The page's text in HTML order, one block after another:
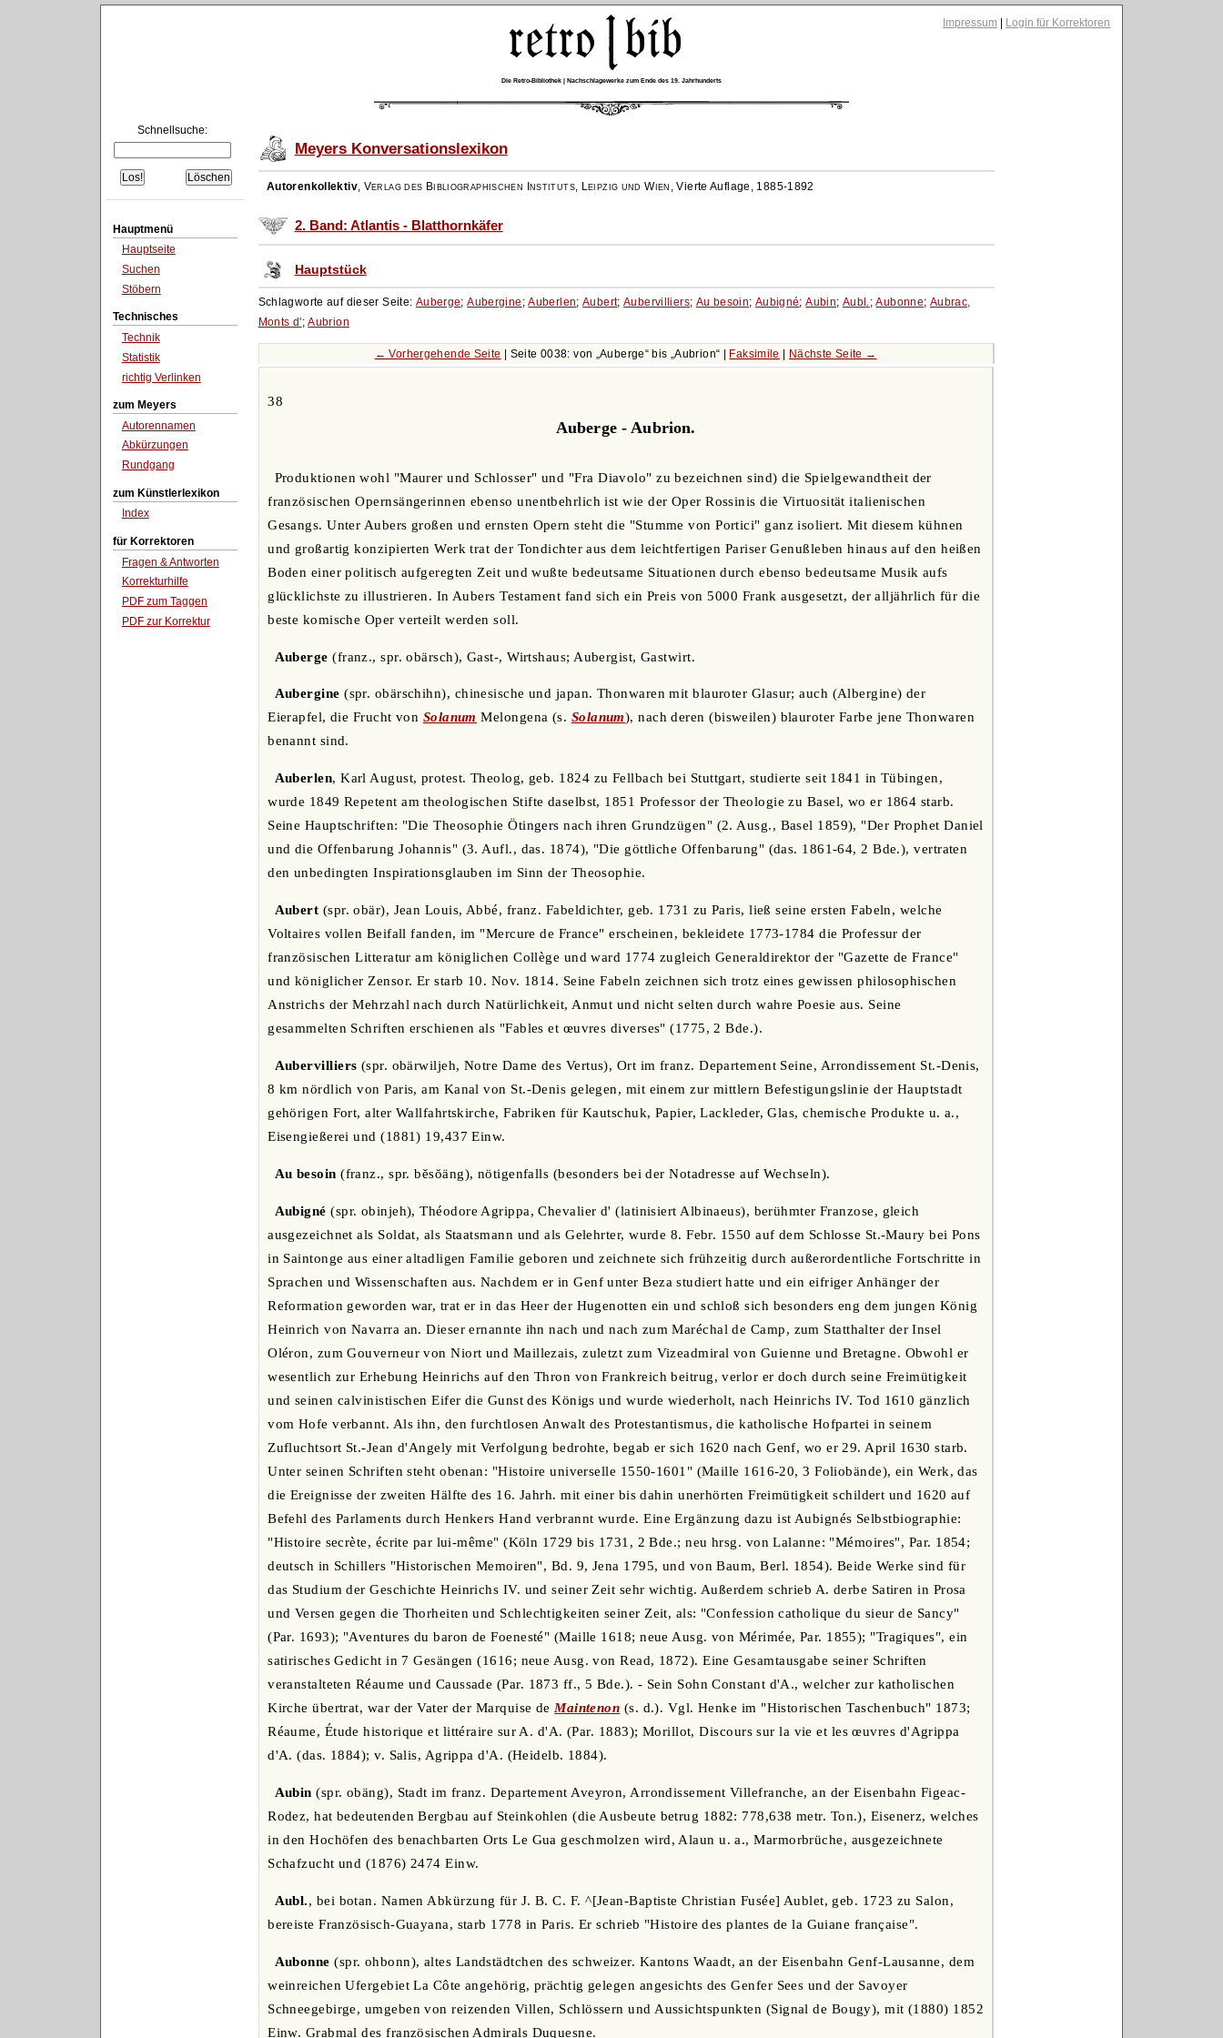
Impressum Login für Korrektoren
Die Retro-Bibliothek | Nachschlagewerke zum Ende des 19. Jahrhunderts
Schnellsuche:
Hauptmenü
Hauptseite
Suchen
Stöbern
Technisches
Technik
Statistik
richtig Verlinken
zum Meyers
Autorennamen
Abkürzungen
Rundgang
zum Künstlerlexikon
Index
für Korrektoren
Fragen & Antworten
Korrekturhilfe
PDF zum Taggen
PDF zur Korrektur
Meyers Konversationslexikon
Autorenkollektiv, Verlag des Bibliographischen Instituts, Leipzig und Wien ,Vierte Auflage, 1885-1892
2. Band: Atlantis - Blatthornkäfer
Hauptstück
Schlagworte auf dieser Seite: Auberge;Aubergine ;Auberlen;Aubert;Aubervilliers; Au besoin; Aubigné;Aubin; Aubl. ;Aubonne; Aubrac,
Monts d';Aubrion
← Vorhergehende Seite | Seite 0038: von Auberge bis Aubrion Faksimile Nächste Seite →
38
Auberge - Aubrion.
Produktionen wohl "Maurer und Schlosser" und "Fra Diavolo" zu bezeichnen sind) die Spielgewandtheit der
französischen Opernsängerinnen ebenso unentbehrlich ist wie der Oper Rossinis die Virtuosität italienischen
Gesangs. Unter Aubers großen und ernsten Opern steht die "Stumme von Portici" ganz isoliert. Mit diesem kühnen
und großartig konzipierten Werk trat der Tondichter aus dem leichtfertigen Pariser Genußleben hinaus auf den heißen
Boden einer politisch aufgeregten Zeit und wußte bedeutsame Situationen durch ebenso bedeutsame Musik aufs
glücklichste zu illustrieren. In Aubers Testament fand sich ein Preis von 5000 Frank ausgesetzt, der alljährlich für die
beste komische Oper verteilt werden soll.
Auberge (franz., spr. obärsch), Gast-, Wirtshaus; Aubergist, Gastwirt.
Aubergine (spr. obärschihn), chinesische und japan. Thonwaren mit blauroter Glasur; auch (Albergine) der
Eierapfel, die Frucht von Solanum Melongena (s. Solanum), nach deren (bisweilen) blauroter Farbe jene Thonwaren
benannt sind.
Auberlen, Karl August, protest. Theolog, geb. 1824 zu Fellbach bei Stuttgart, studierte seit 1841 in Tübingen,
wurde 1849 Repetent am theologischen Stifte daselbst, 1851 Professor der Theologie zu Basel, wo er 1864 starb.
Seine Hauptschriften: "Die Theosophie Ötingers nach ihren Grundzügen" (2. Ausg., Basel 1859), "Der Prophet Daniel
und die Offenbarung Johannis" (3. Aufl., das. 1874), "Die göttliche Offenbarung" (das. 1861-64, 2 Bde.), vertraten
den unbedingten Inspirationsglauben im Sinn der Theosophie.
Aubert (spr. obär), Jean Louis, Abbé, franz. Fabeldichter, geb. 1731 zu Paris, ließ seine ersten Fabeln, welche
Voltaires vollen Beifall fanden, im "Mercure de France" erscheinen, bekleidete 1773-1784 die Professur der
französischen Litteratur am königlichen Collège und ward 1774 zugleich Generaldirektor der "Gazette de France"
und königlicher Zensor. Er starb 10. Nov. 1814. Seine Fabeln zeichnen sich trotz eines gewissen philosophischen
Anstrichs der Mehrzahl nach durch Natürlichkeit, Anmut und nicht selten durch wahre Poesie aus. Seine
gesammelten Schriften erschienen als "Fables et œuvres diverses" (1775, 2 Bde.).
Aubervilliers (spr. obärwiljeh, Notre Dame des Vertus), Ort im franz. Departement Seine, Arrondissement St.-Denis,
8 km nördlich von Paris, am Kanal von St.-Denis gelegen, mit einem zur mittlern Befestigungslinie der Hauptstadt
gehörigen Fort, alter Wallfahrtskirche, Fabriken für Kautschuk, Papier, Lackleder, Glas, chemische Produkte u. a.,
Eisengießerei und (1881) 19,437 Einw.
Au besoin (franz., spr. bĕsŏäng), nötigenfalls (besonders bei der Notadresse auf Wechseln).
Aubigné (spr. obinjeh), Théodore Agrippa, Chevalier d' (latinisiert Albinaeus), berühmter Franzose, gleich
ausgezeichnet als Soldat, als Staatsmann und als Gelehrter, wurde 8. Febr. 1550 auf dem Schlosse St.-Maury bei Pons
in Saintonge aus einer altadligen Familie geboren und zeichnete sich frühzeitig durch außerordentliche Fortschritte in
Sprachen und Wissenschaften aus. Nachdem er in Genf unter Beza studiert hatte und ein eifriger Anhänger der
Reformation geworden war, trat er in das Heer der Hugenotten ein und schloß sich besonders eng dem jungen König
Heinrich von Navarra an. Dieser ernannte ihn nach und nach zum Maréchal de Camp, zum Statthalter der Insel
Oléron, zum Gouverneur von Niort und Maillezais, zuletzt zum Vizeadmiral von Guienne und Bretagne. Obwohl er
wesentlich zur Erhebung Heinrichs auf den Thron von Frankreich beitrug, verlor er doch durch seine Freimütigkeit
und seinen calvinistischen Eifer die Gunst des Königs und wurde wiederholt, nach Heinrichs IV. Tod 1610 gänzlich
vom Hofe verbannt. Als ihn, den furchtlosen Anwalt des Protestantismus, die katholische Hofpartei in seinem
Zufluchtsort St.-Jean d'Angely mit Verfolgung bedrohte, begab er sich 1620 nach Genf, wo er 29. April 1630 starb.
Unter seinen Schriften steht obenan: "Histoire universelle 1550-1601" (Maille 1616-20, 3 Foliobände), ein Werk, das
die Ereignisse der zweiten Hälfte des 16. Jahrh. mit einer bis dahin unerhörten Freimütigkeit schildert und 1620 auf
Befehl des Parlaments durch Henkers Hand verbrannt wurde. Eine Ergänzung dazu ist Aubignés Selbstbiographie:
"Histoire secrète, écrite par lui-même" (Köln 1729 bis 1731, 2 Bde.; neu hrsg. von Lalanne: "Mémoires", Par. 1854;
deutsch in Schillers "Historischen Memoiren", Bd. 9, Jena 1795, und von Baum, Berl. 1854). Beide Werke sind für
das Studium der Geschichte Heinrichs IV. und seiner Zeit sehr wichtig. Außerdem schrieb A. derbe Satiren in Prosa
und Versen gegen die Thorheiten und Schlechtigkeiten seiner Zeit, als: "Confession catholique du sieur de Sancy"
(Par. 1693); "Aventures du baron de Foenesté" (Maille 1618; neue Ausg. von Mérimée, Par. 1855); "Tragiques", ein
satirisches Gedicht in 7 Gesängen (1616; neue Ausg. von Read, 1872). Eine Gesamtausgabe seiner Schriften
veranstalteten Réaume und Caussade (Par. 1873 ff., 5 Bde.). - Sein Sohn Constant d'A., welcher zur katholischen
Kirche übertrat, war der Vater der Marquise deMaintenon (s. d.). Vgl. Henke im "Historischen Taschenbuch" 1873;
Réaume, Étude historique et littéraire sur A. d'A. (Par. 1883); Morillot, Discours sur la vie et les œuvres d'Agrippa
d'A. (das. 1884); v. Salis, Agrippa d'A. (Heidelb. 1884).
Aubin (spr. obäng), Stadt im franz. Departement Aveyron, Arrondissement Villefranche, an der Eisenbahn Figeac-
Rodez, hat bedeutenden Bergbau auf Steinkohlen (die Ausbeute betrug 1882: 778,638 metr. Ton.), Eisenerz, welches
in den Hochöfen des benachbarten Orts Le Gua geschmolzen wird, Alaun u. a., Marmorbrüche, ausgezeichnete
Schafzucht und (1876) 2474 Einw.
Aubl., bei botan. Namen Abkürzung für J. B. C. F. ^[Jean-Baptiste Christian Fusée] Aublet, geb. 1723 zu Salon,
bereiste Französisch-Guayana, starb 1778 in Paris. Er schrieb "Histoire des plantes de la Guiane française".
Aubonne (spr. ohbonn), altes Landstädtchen des schweizer. Kantons Waadt, an der Eisenbahn Genf-Lausanne, dem
weinreichen Ufergebiet La Côte angehörig, prächtig gelegen angesichts des Genfer Sees und der Savoyer
Schneegebirge, umgeben von reizenden Villen, Schlössern und Aussichtspunkten (Signal de Bougy), mit (1880) 1852
Einw. Grabmal des französischen Admirals Duquesne.